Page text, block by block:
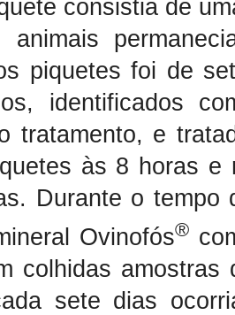
consistia de
animais
piquetes foi de
identificados
tratamento, e
às 8 horas e
Durante o
Ovinofós®
colhidas
sete dias